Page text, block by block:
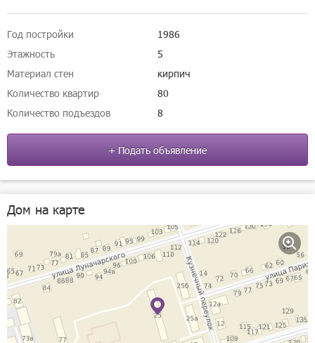
Год постройки
1986
Этажность
5
Материал стен
кирпич
Количество квартир
80
Количество подъездов
8
+ Подать объявление
Дом на карте